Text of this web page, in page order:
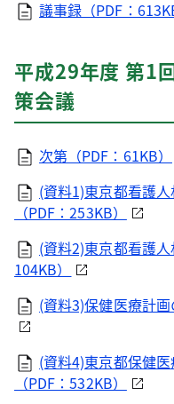
議事録（PDF：
平成29年度 第1
策会議
次第（PDF：61KB）
(資料1)東京都看護
（PDF：253KB）
(資料2)東京都看護
104KB）
(資料3)保健医療計画
(資料4)東京都保健
（PDF：532KB）